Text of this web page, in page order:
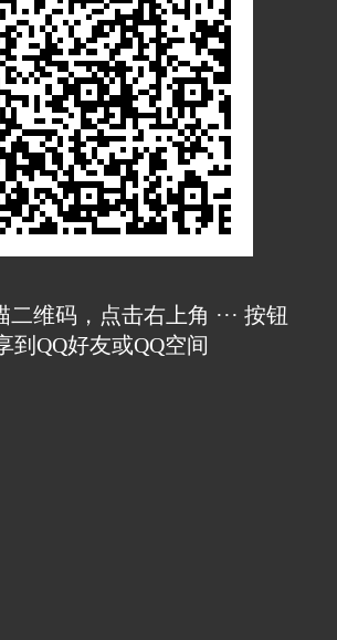
二维码，点击右上角 ··· 按钮
到QQ好友或QQ空间